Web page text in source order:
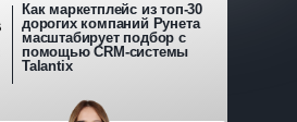
Как маркетплейс из топ-30
дорогих компаний Рунета
масштабирует подбор c
помощью CRM-системы
Talantix